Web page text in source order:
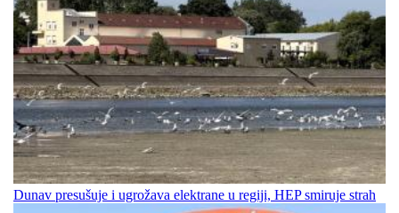
Dunav presušuje i ugrožava elektrane u regiji, HEP smiruje strah